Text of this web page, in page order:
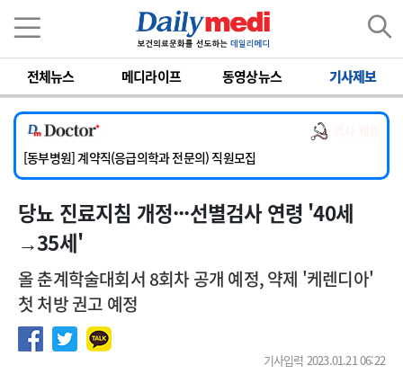
전체뉴스 메디라이프 동영상뉴스 기사제보
[서울아산병원] 2026년 하반기 인턴 모집
[영남대학교의료원] 마취통증의학과 임기제 임상의사 채용
[충남대학교병원] 소아청소년과(소아응급전담) 계약직 의사 공개채용
[동부병원] 계약직(응급의학과 전문의) 직원모집
[이대목동병원] 하반기 전공의(레지던트1년차) 모집
[서울아산병원] 2026년 하반기 인턴 모집
[영남대학교의료원] 마취통증의학과 임기제 임상의사 채용
당뇨 진료지침 개정···선별검사 연령 '40세
→35세'
올 춘계학술대회서 8회차 공개 예정, 약제 '케렌디아'
첫 처방 권고 예정
기사입력 2023.01.21 06:22